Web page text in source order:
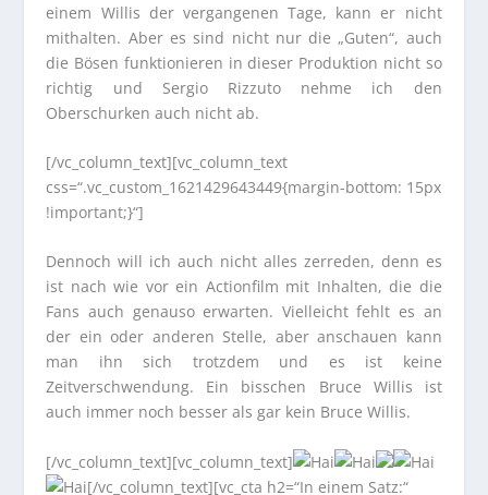
einem Willis der vergangenen Tage, kann er nicht
mithalten. Aber es sind nicht nur die „Guten“, auch
die Bösen funktionieren in dieser Produktion nicht so
richtig und Sergio Rizzuto nehme ich den
Oberschurken auch nicht ab.
[/vc_column_text][vc_column_text
css=“.vc_custom_1621429643449{margin-bottom: 15px
!important;}“]
Dennoch will ich auch nicht alles zerreden, denn es
ist nach wie vor ein Actionfilm mit Inhalten, die die
Fans auch genauso erwarten. Vielleicht fehlt es an
der ein oder anderen Stelle, aber anschauen kann
man ihn sich trotzdem und es ist keine
Zeitverschwendung. Ein bisschen Bruce Willis ist
auch immer noch besser als gar kein Bruce Willis.
[/vc_column_text][vc_column_text]
[/vc_column_text][vc_cta h2=“In einem Satz:“